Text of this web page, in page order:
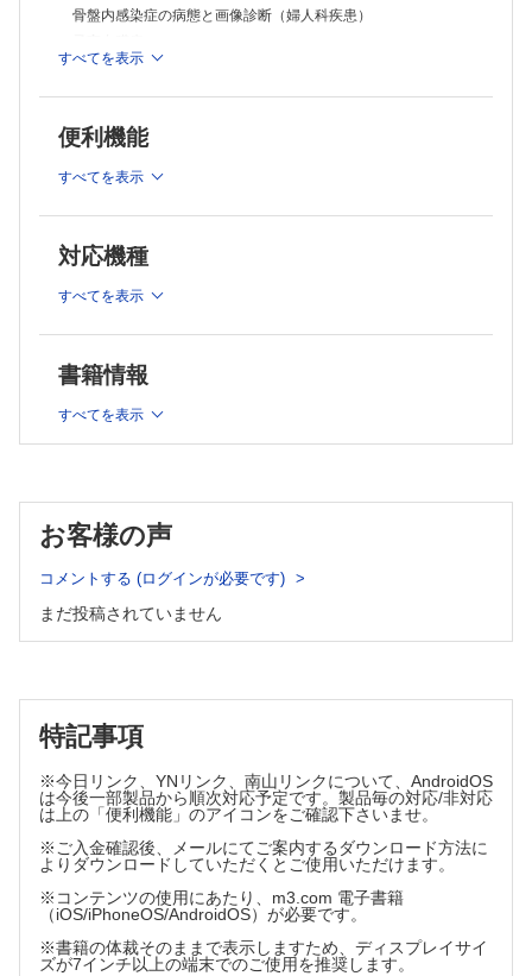
骨盤内感染症の病態と画像診断（婦人科疾患）
妊産婦の腹部救急（産科疾患を除く）
産婦人科領域以外の下腹部痛
産婦人科のIVR（産科出血を除く）
新連載
ための努力
連載
・悪性リンパ腫の"appearances"［第4回］
肝・胆・膵
・特集アドバンストコース［Vol.33，12月号特集］
すべてを表示
便利機能
すべてを表示
対応機種
すべてを表示
書籍情報
すべてを表示
お客様の声
コメントする (ログインが必要です)
まだ投稿されていません
特記事項
※今日リンク、YNリンク、南山リンクについて、AndroidOS
は今後一部製品から順次対応予定です。製品毎の対応/非対応
は上の「便利機能」のアイコンをご確認下さいませ。
※ご入金確認後、メールにてご案内するダウンロード方法に
よりダウンロードしていただくとご使用いただけます。
※コンテンツの使用にあたり、m3.com 電子書籍
（iOS/iPhoneOS/AndroidOS）が必要です。
※書籍の体裁そのままで表示しますため、ディスプレイサイ
ズが7インチ以上の端末でのご使用を推奨します。